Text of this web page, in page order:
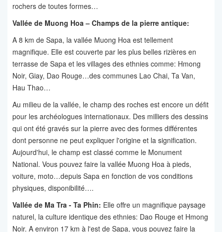
rochers de toutes formes…
Vallée de Muong Hoa – Champs de la pierre antique:
A 8 km de Sapa, la vallée Muong Hoa est tellement
magnifique. Elle est couverte par les plus belles rizières en
terrasse de Sapa et les villages des ethnies comme: Hmong
Noir, Giay, Dao Rouge…des communes Lao Chai, Ta Van,
Hau Thao…
Au milieu de la vallée, le champ des roches est encore un défit
pour les archéologues internationaux. Des milliers des dessins
qui ont été gravés sur la pierre avec des formes différentes
dont personne ne peut expliquer l'origine et la signification.
Aujourd'hui, le champ est classé comme le Monument
National. Vous pouvez faire la vallée Muong Hoa à pieds,
voiture, moto…depuis Sapa en fonction de vos conditions
physiques, disponibilité….
Vallée de Ma Tra - Ta Phin: Elle offre un magnifique paysage
naturel, la culture identique des ethnies: Dao Rouge et Hmong
Noir. A environ 17 km à l'est de Sapa, vous pouvez faire la